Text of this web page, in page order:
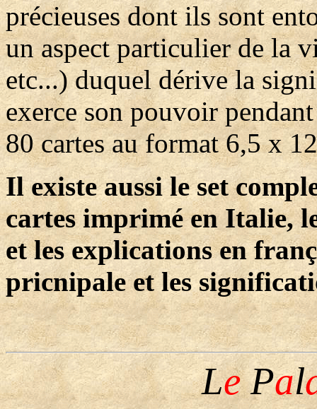
précieuses dont ils sont
un aspect particulier de la
etc...) duquel dérive la
exerce son pouvoir
80 cartes au format 6,5 x
Il existe aussi le set
cartes imprimé en Italie,
et les explications en
pricnipale et les
LePal